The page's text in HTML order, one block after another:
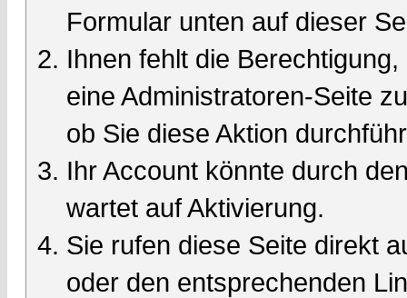
Formular unten auf dieser
Ihnen fehlt die
eine Administratoren-Seite
ob Sie diese Aktion
Ihr Account könnte durch
wartet auf Aktivierung.
Sie rufen diese Seite direkt
oder den entsprechenden